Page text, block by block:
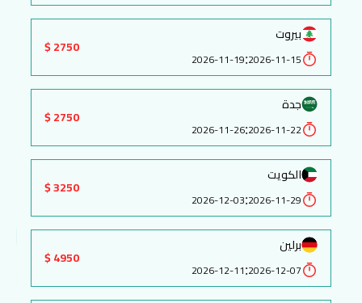
بيروت
2026-11-15
:
2026-11-19
2750 $
جدة
2026-11-22
:
2026-11-26
2750 $
الكويت
2026-11-29
:
2026-12-03
3250 $
برلين
2026-12-07
:
2026-12-11
4950 $